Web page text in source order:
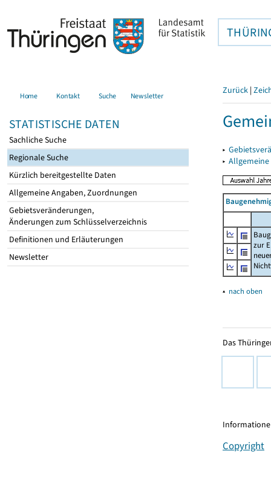
Home Kontakt Suche Newsletter
STATISTISCHE DATEN
Sachliche Suche
Regionale Suche
Kürzlich bereitgestellte Daten
Allgemeine Angaben, Zuordnungen
Gebietsveränderungen,
Änderungen zum Schlüsselverzeichnis
Definitionen und Erläuterungen
Newsletter
Zurück |
▸
▸
zur
▴ nach oben
Das
Copyright